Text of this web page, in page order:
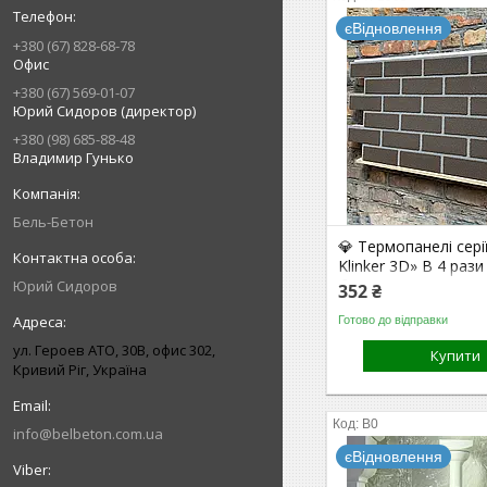
+380 (67) 828-68-78
Офис
+380 (67) 569-01-07
Юрий Сидоров (директор)
+380 (98) 685-88-48
Владимир Гунько
Бель-Бетон
Юрий Сидоров
ул. Героев АТО, 30В, офис 302,
Кривий Ріг, Україна
info@belbeton.com.ua
єВідновлення
💎 Термопанелі
Klinker 3D» В 4
бетону. В 10 раз
плитки на клею. (Dark
Chocolate/Gray)
352 ₴
Готово до відправки
Купити
B0
єВідновлення